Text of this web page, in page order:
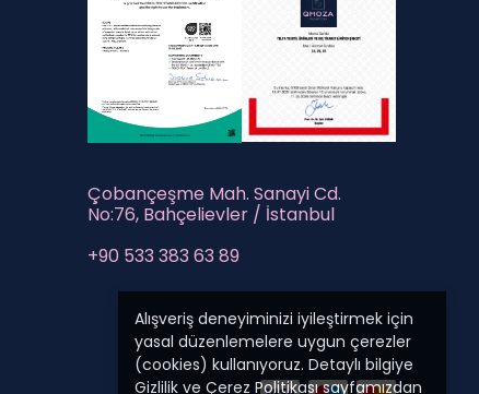
Alışveriş deneyiminizi iyileştirmek için
yasal düzenlemelere uygun çerezler
(cookies) kullanıyoruz. Detaylı bilgiye
Gizlilik ve Çerez Politikasısayfamızdan
Çobançeşme Mah. Sanayi Cd.
No:76, Bahçelievler / İstanbul
+90 533 383 63 89